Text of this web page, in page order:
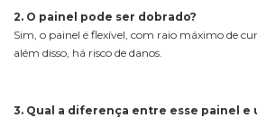
2. O painel pode ser dobrado?
Sim, o painel é flexível, com raio máximo de
além disso, há risco de danos.
3. Qual a diferença entre esse painel e